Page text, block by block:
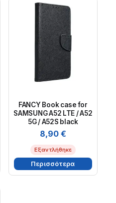
FANCY Book case for
SAMSUNG A52 LTE / A52
5G / A52S black
8,90 €
Εξαντλήθηκε
Περισσότερα